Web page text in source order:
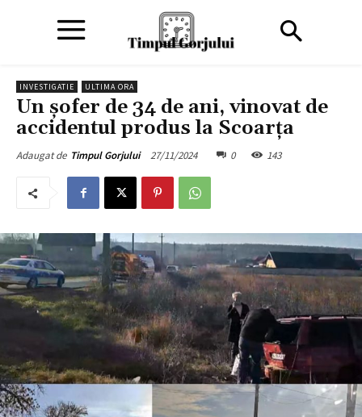
INVESTIGATIE ULTIMA ORA
Un șofer de 34 de ani, vinovat de
accidentul produs la Scoarța
Adaugat de Timpul Gorjului 27/11/2024 0 143